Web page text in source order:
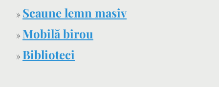
» Scaune lemn masiv
» Mobilă birou
» Biblioteci